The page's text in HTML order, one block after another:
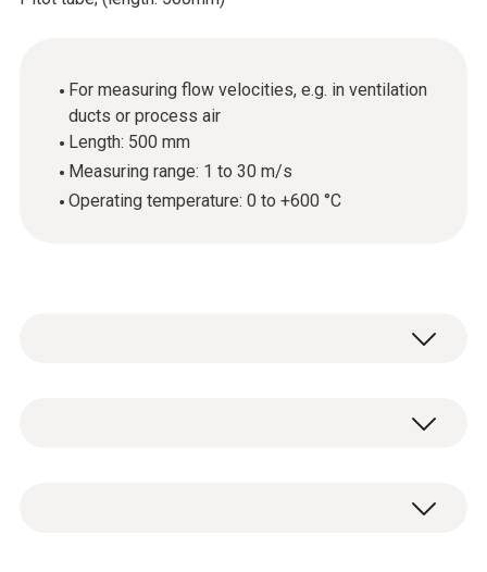
For measuring flow velocities, e.g. in ventilation
ducts or process air
Length: 500 mm
Measuring range: 1 to 30 m/s
Operating temperature: 0 to +600 °C
Pitot tubes provide the optimum conditions,